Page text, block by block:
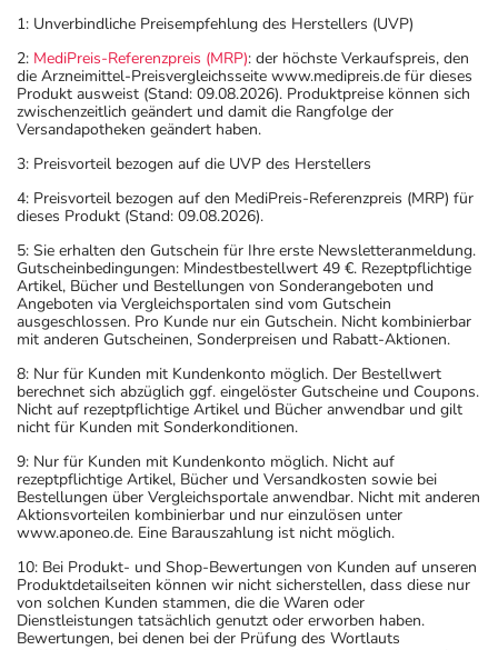
1: Unverbindliche Preisempfehlung des Herstellers (UVP)
2: MediPreis-Referenzpreis (MRP): der höchste Verkaufspreis, den
die Arzneimittel-Preisvergleichsseite www.medipreis.de für dieses
Produkt ausweist (Stand: 09.08.2026). Produktpreise können sich
zwischenzeitlich geändert und damit die Rangfolge der
Versandapotheken geändert haben.
3: Preisvorteil bezogen auf die UVP des Herstellers
4: Preisvorteil bezogen auf den MediPreis-Referenzpreis (MRP) für
dieses Produkt (Stand: 09.08.2026).
5: Sie erhalten den Gutschein für Ihre erste Newsletteranmeldung.
Gutscheinbedingungen: Mindestbestellwert 49 €. Rezeptpflichtige
Artikel, Bücher und Bestellungen von Sonderangeboten und
Angeboten via Vergleichsportalen sind vom Gutschein
ausgeschlossen. Pro Kunde nur ein Gutschein. Nicht kombinierbar
mit anderen Gutscheinen, Sonderpreisen und Rabatt-Aktionen.
8: Nur für Kunden mit Kundenkonto möglich. Der Bestellwert
berechnet sich abzüglich ggf. eingelöster Gutscheine und Coupons.
Nicht auf rezeptpflichtige Artikel und Bücher anwendbar und gilt
nicht für Kunden mit Sonderkonditionen.
9: Nur für Kunden mit Kundenkonto möglich. Nicht auf
rezeptpflichtige Artikel, Bücher und Versandkosten sowie bei
Bestellungen über Vergleichsportale anwendbar. Nicht mit anderen
Aktionsvorteilen kombinierbar und nur einzulösen unter
www.aponeo.de. Eine Barauszahlung ist nicht möglich.
10: Bei Produkt- und Shop-Bewertungen von Kunden auf unseren
Produktdetailseiten können wir nicht sicherstellen, dass diese nur
von solchen Kunden stammen, die die Waren oder
Dienstleistungen tatsächlich genutzt oder erworben haben.
Bewertungen, bei denen bei der Prüfung des Wortlauts